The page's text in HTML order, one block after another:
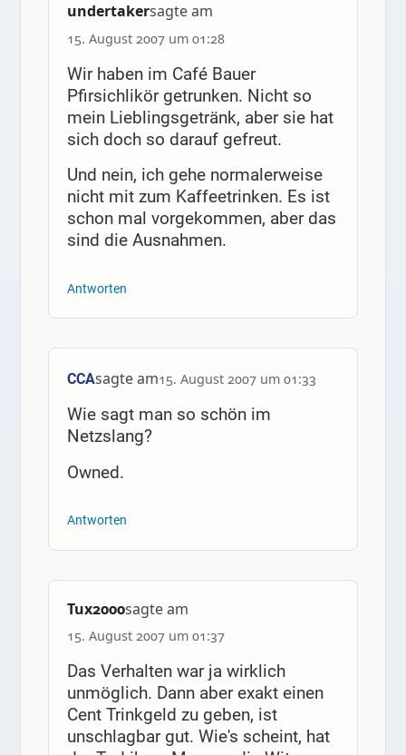
undertakersagte am
15. August 2007 um 01:28
Wir haben im Café Bauer
Pfirsichlikör getrunken. Nicht so
mein Lieblingsgetränk, aber sie hat
sich doch so darauf gefreut.
Und nein, ich gehe normalerweise
nicht mit zum Kaffeetrinken. Es ist
schon mal vorgekommen, aber das
sind die Ausnahmen.
Antworten
CCAsagte am15. August 2007 um 01:33
Wie sagt man so schön im
Netzslang?
Owned.
Antworten
Tux2000sagte am
15. August 2007 um 01:37
Das Verhalten war ja wirklich
unmöglich. Dann aber exakt einen
Cent Trinkgeld zu geben, ist
unschlagbar gut. Wie's scheint, hat